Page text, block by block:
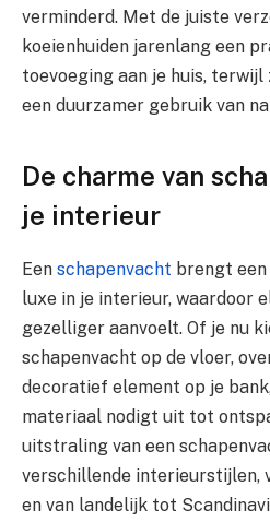
verminderd. Met de juiste
koeienhuiden jarenlang een
toevoeging aan je huis, terwijl
een duurzamer gebruik van
De charme van
je interieur
Een schapenvacht brengt
luxe in je interieur, waardoor
gezelliger aanvoelt. Of je nu
schapenvacht op de vloer,
decoratief element op je
materiaal nodigt uit tot
uitstraling van een
verschillende interieurstijlen,
en van landelijk tot